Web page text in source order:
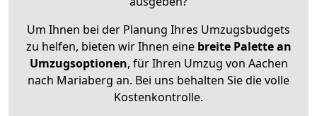
Um Ihnen bei der Planung Ihres Umzugsbudgets
zu helfen, bieten wir Ihnen eine breite Palette an
Umzugsoptionen, für Ihren Umzug von Aachen
nach Mariaberg an. Bei uns behalten Sie die volle
Kostenkontrolle.